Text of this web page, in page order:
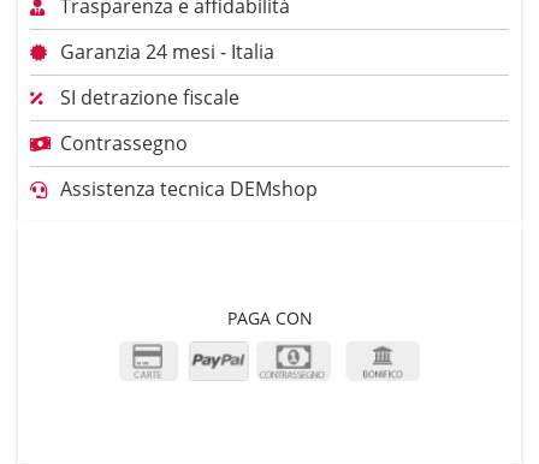
Trasparenza e affidabilità
Garanzia 24 mesi - Italia
SI detrazione fiscale
Contrassegno
Assistenza tecnica DEMshop
PAGA CON